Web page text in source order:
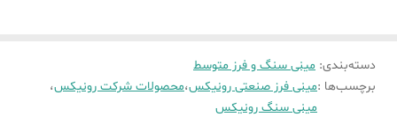
طراحی منحصربه‌فرد بدنه، کانال‌های عبور جریان هوا، بلبرینگ‌های دور بالا،
دسته‌بندی: مینی سنگ و فرز متوسط
برچسب‌ها :مینی فرز صنعتی رونیکس،محصولات شرکت رونیکس،
مینی سنگ رونیکس